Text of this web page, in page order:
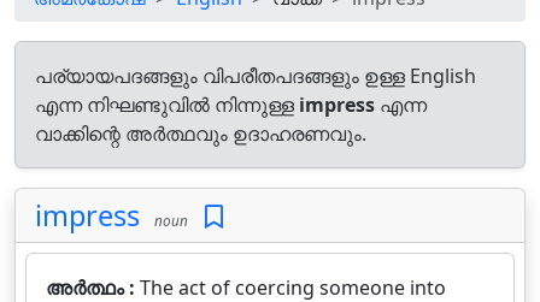
പര്യായപദങ്ങളും വിപരീതപദങ്ങളും ഉള്ള English
എന്ന നിഘണ്ടുവിൽ നിന്നുള്ള impress എന്ന
വാക്കിന്റെ അർത്ഥവും ഉദാഹരണവും.
impress noun
അർത്ഥം : The act of coercing someone into